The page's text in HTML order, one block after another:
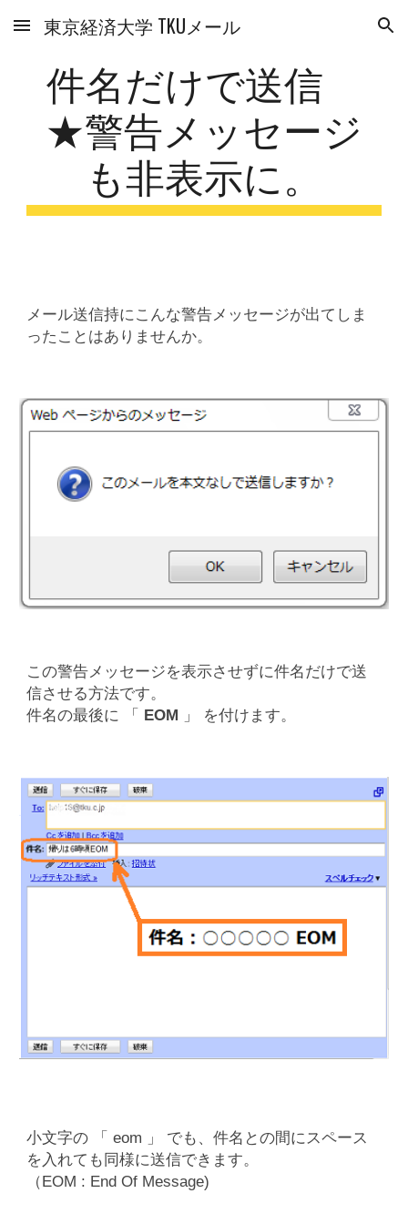
Skip to main content Skip to navigation
東京経済大学 TKUメール
件名だけで送信
★警告メッセージ
も非表示に。
メール送信持にこんな警告メッセージが出てしま
ったことはありませんか。
この警告メッセージを表示させずに件名だけで送
信させる方法です。
件名の最後に 「 EOM 」 を付けます。
小文字の 「 eom 」 でも、件名との間にスペース
を入れても同様に送信できます。
（EOM : End Of Message)